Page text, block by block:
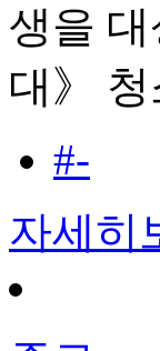
생을
대》
#-
자세히